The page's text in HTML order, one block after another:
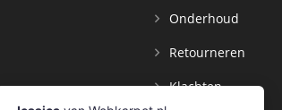
Onderhoud
Retourneren
Klachten